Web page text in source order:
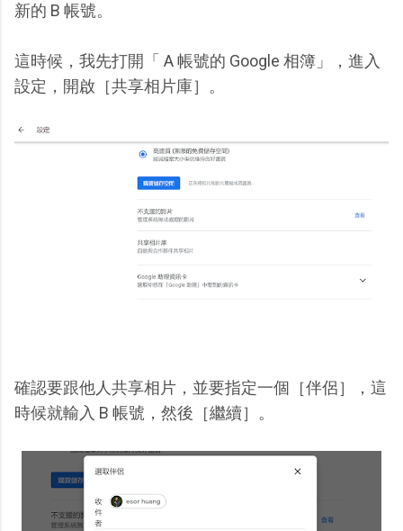
新的 B 帳號。
這時候，我先打開「 A 帳號的 Google 相簿」，進入
設定，開啟［共享相片庫］。
確認要跟他人共享相片，並要指定一個［伴侶］，這
時候就輸入 B 帳號，然後［繼續］。